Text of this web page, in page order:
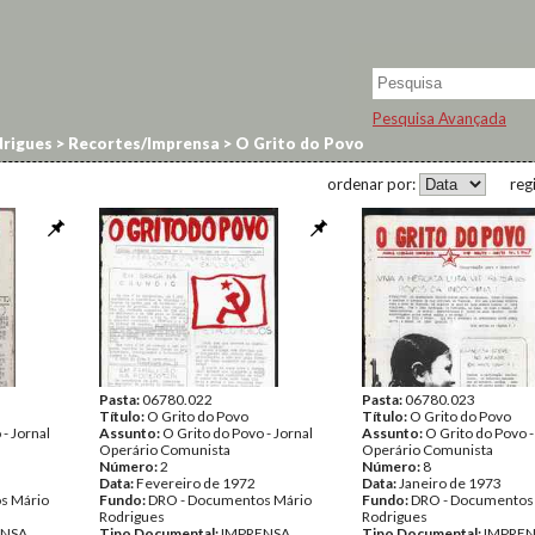
Pesquisa Avançada
> Recortes/Imprensa > O Grito do Povo
ordenar por:
Jornal
Mário
Pasta:06780.022
Título: O Grito do Povo
Assunto: O Grito do Povo - Jornal
Operário Comunista
Número:2
Data:Fevereiro de 1972
Fundo:DRO - Documentos Mário
Rodrigues
Pasta:06780.023
Título: O Grito do Povo
Assunto: O Grito do Povo
Operário Comunista
Número: 8
Data:Janeiro de 1973
Fundo:DRO -
Rodrigues